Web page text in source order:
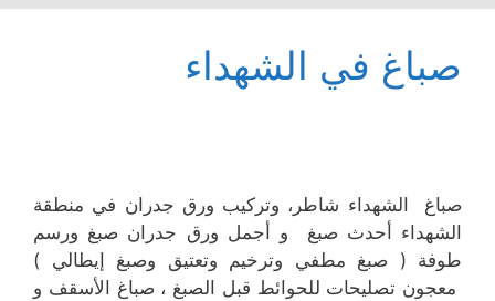
صباغ في الشهداء
صباغ الشهداء شاطر، وتركيب ورق جدران في منطقة
الشهداء أحدث صبغ و أجمل ورق جدران صبغ ورسم
طوفة ( صبغ مطفي وترخيم وتعتيق وصبغ إيطالي )
معجون تصليحات للحوائط قبل الصبغ ، صباغ الأسقف و